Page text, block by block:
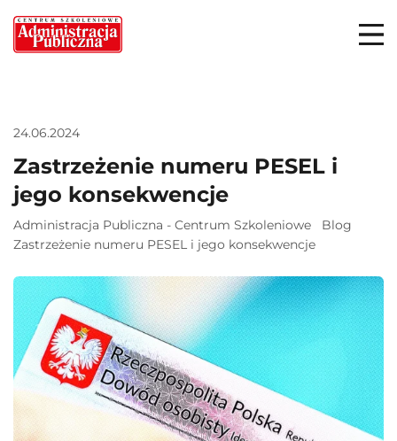
24.06.2024
Zastrzeżenie numeru PESEL i
jego konsekwencje
Administracja Publiczna - Centrum Szkoleniowe
Blog
Zastrzeżenie numeru PESEL i jego konsekwencje